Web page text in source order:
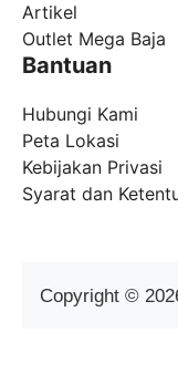
Artikel
Outlet Mega Baja
Bantuan
Hubungi Kami
Peta Lokasi
Kebijakan Privasi
Syarat dan
Copyright ©